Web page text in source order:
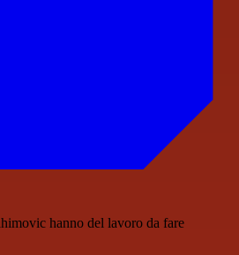
hanno del lavoro da fare